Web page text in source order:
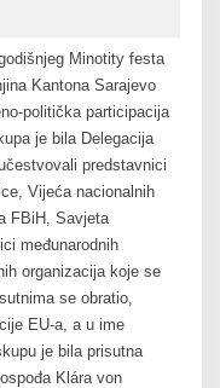
Minotity festa
Kantona Sarajevo
politička participacija
je bila Delegacija
predstavnici
Vijeća nacionalnih
FBiH, Savjeta
međunarodnih
organizacija koje se
se obratio,
EU-a, a u ime
je bila prisutna
Klára von